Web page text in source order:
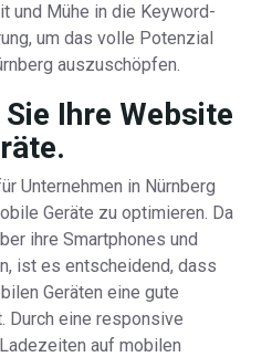
und Mühe in die Keyword-
um das volle Potenzial
auszuschöpfen.
Ihre Website
Unternehmen in Nürnberg
Geräte zu optimieren. Da
ihre Smartphones und
ist es entscheidend, dass
Geräten eine gute
Durch eine responsive
auf mobilen